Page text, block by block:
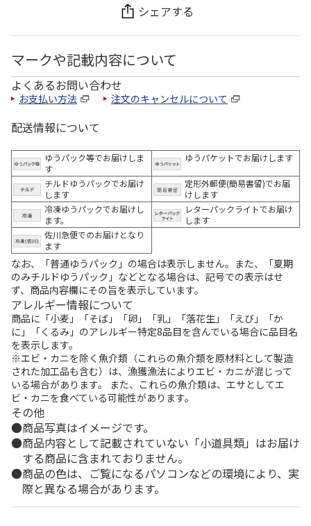
シェアする
マークや記載内容について
よくあるお問い合わせ
お支払い方法 注文のキャンセルについて
配送情報について
ゆうパック等でお届けしま
す
ゆうパケットでお届けします
チルドゆうパックでお届け
します
定形外郵便(簡易書留)でお届
けします
冷凍ゆうパックでお届けし
ます。
レターパックライトでお届け
します
佐川急便でのお届けとなり
ます
なお、「普通ゆうパック」の場合は表示しません。また、「夏期
のみチルドゆうパック」などとなる場合は、記号での表示はせ
ず、商品内容欄にその旨を表示しています。
アレルギー情報について
商品に「小麦」「そば」「卵」「乳」「落花生」「えび」「か
に」「くるみ」のアレルギー特定8品目を含んでいる場合に品目名
を表示します。
※エビ・カニを除く魚介類（これらの魚介類を原材料として製造
された加工品も含む）は、漁獲漁法によりエビ・カニが混じって
いる場合があります。 また、これらの魚介類は、エサとしてエ
ビ・カニを食べている可能性があります。
その他
商品写真はイメージです。
商品内容として記載されていない「小道具類」はお届け
する商品に含まれておりません。
商品の色は、ご覧になるパソコンなどの環境により、実
際と異なる場合があります。